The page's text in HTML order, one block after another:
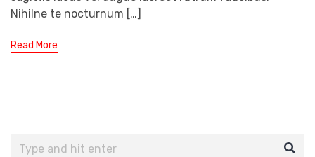
Nihilne te nocturnum […]
Read More